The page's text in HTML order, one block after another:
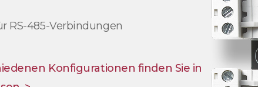
RS-485-Verbindungen
Konfigurationen finden Sie in